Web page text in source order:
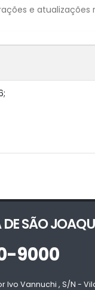
e
DE SÃO
9000
Ivo Vannuchi , S/N -